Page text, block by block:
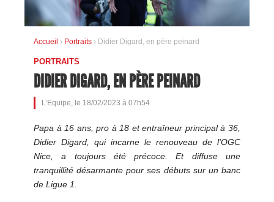
Accueil › Portraits › Didier Digard, en père peinard
PORTRAITS
DIDIER DIGARD, EN PÈRE PEINARD
L’Equipe, le 18/02/2023 à 07h54
Papa à 16 ans, pro à 18 et entraîneur principal à 36,
Didier Digard, qui incarne le renouveau de l'OGC
Nice, a toujours été précoce. Et diffuse une
tranquillité désarmante pour ses débuts sur un banc
de Ligue 1.